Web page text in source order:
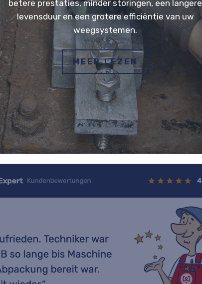
betere prestaties, minder storingen, een langere
levensduur en een grotere efficiëntie van uw
weegsystemen.
MEER LEZEN